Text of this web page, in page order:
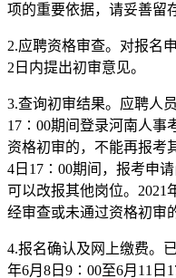
项的重要依据，请妥善留
2.应聘资格审查。对报名
2日内提出初审意见。
3.查询初审结果。应聘人
17∶00期间登录河南人事
资格初审的，不能再报考
4日17∶00期间，报考申请
可以改报其他岗位。2021
经审查或未通过资格初审
4.报名确认及网上缴费。
年6月8日9∶00至6月11日